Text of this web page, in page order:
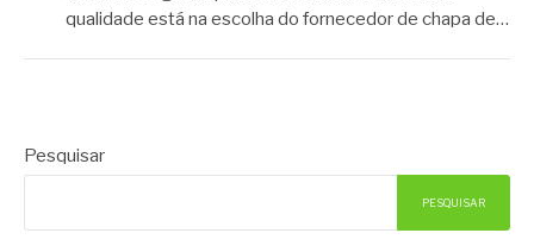
qualidade está na escolha do fornecedor de chapa de…
Pesquisar
PESQUISAR